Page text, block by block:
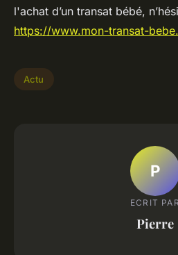
l'achat d’un transat bébé,
https://www.mon-transat-
Actu
P
ECRIT PAR
Pierre